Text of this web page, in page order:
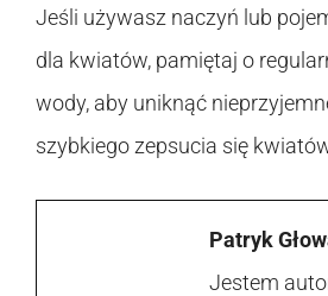
Jeśli używasz naczyń lub
dla kwiatów, pamiętaj o
wody, aby uniknąć
szybkiego zepsucia się
Patryk
Jestem